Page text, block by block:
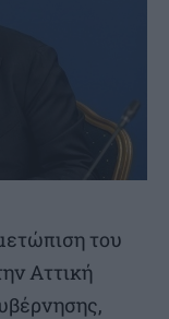
του
Αττική